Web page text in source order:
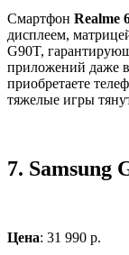
Смартфон Realme
дисплеем,
G90T,
приложений даже
приобретаете
тяжелые игры
7. Samsung
Цена: 31 990 р.